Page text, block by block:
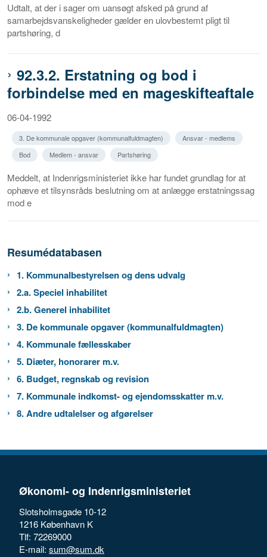
Udtalt, at der i sager om uansøgt afsked på grund af
samarbejdsvanskeligheder gælder en ulovbestemt pligt til
partshøring, d
92.3.2. Erstatning og bod i
forbindelse med en mageskifteaftale
06-04-1992
3. De kommunale opgaver (kommunalfuldmagten)
Ansvar - medlems
Bod
Medlem - ansvar Partshøring
Meddelt, at Indenrigsministeriet ikke har fundet grundlag for at
ophæve et tilsynsråds beslutning om at anlægge erstatningssag
mod e
Resumédatabasen
1. Kommunalbestyrelsen og dens udvalg
2.a. Speciel inhabilitet
2.b. Generel inhabilitet
3. De kommunale opgaver (kommunalfuldmagten)
4. Kommunale fællesskaber
5. Diæter, honorarer m.v.
6. Budget, regnskab og revision
7. Kommunale indkomst- og ejendomsskatter m.v.
8. Andre udtalelser og afgørelser
Økonomi- og Indenrigsministeriet
Slotsholmsgade 10-12
1216 København K
Tlf: 72269000
E-mail: sum@sum.dk